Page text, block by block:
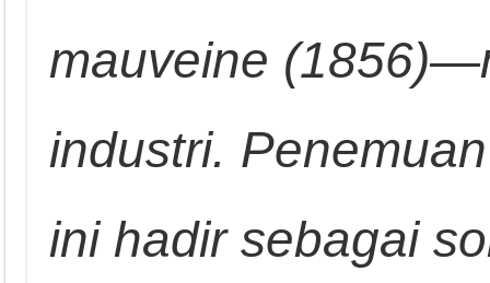
mauveine
industri.
ini hadir sebagai